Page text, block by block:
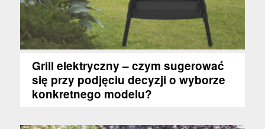
Grill elektryczny – czym sugerować
się przy podjęciu decyzji o wyborze
konkretnego modelu?